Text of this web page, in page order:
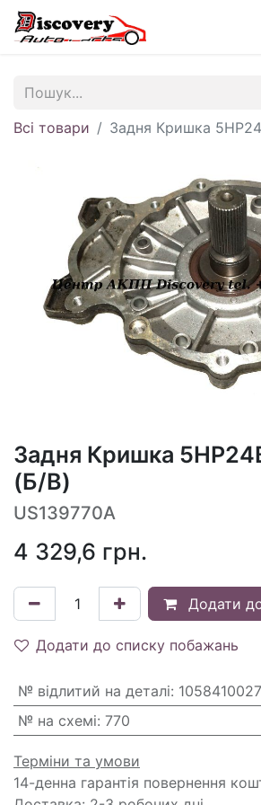
Всі товари Задня Кришка
Задня Кришка
(Б/В)
US139770A
4 329,6 грн.
Додати
Додати до списку побажань
№ відлитий на деталі: 1058410027
№ на схемі: 770
Терміни та умови
14-денна гарантія повернення